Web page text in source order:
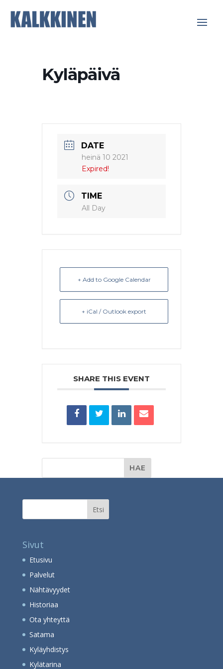
Kyläpäivä
DATE
heinä 10 2021
Expired!
TIME
All Day
+ Add to Google Calendar
+ iCal / Outlook export
SHARE THIS EVENT
Etsi
Sivut
Etusivu
Palvelut
Nähtävyydet
Historiaa
Ota yhteyttä
Satama
Kyläyhdistys
Kylätarina